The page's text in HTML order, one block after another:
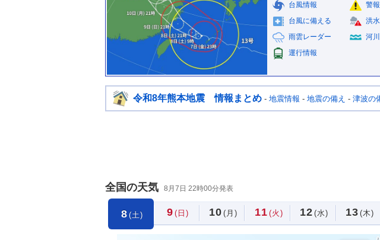
台風情報 警
台風に備える
洪
雨雲レーダー
河
運行情報
令和8年熊本地震 情報まとめ - 地震情報 - 地震の備え - 津波の
全国の天気 8月7日 22時00分発表
8 (土) 9 (日) 10 (月) 11 (火) 12 (水) 13 (木)